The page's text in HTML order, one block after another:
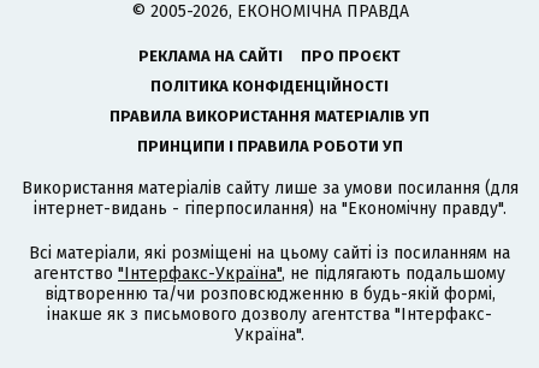
© 2005-2026, ЕКОНОМІЧНА ПРАВДА
РЕКЛАМА НА САЙТІ
ПРО ПРОЄКТ
ПОЛІТИКА КОНФІДЕНЦІЙНОСТІ
ПРАВИЛА ВИКОРИСТАННЯ МАТЕРІАЛІВ УП
ПРИНЦИПИ І ПРАВИЛА РОБОТИ УП
Використання матеріалів сайту лише за умови посилання (для
інтернет-видань - гіперпосилання) на "Економічну правду".
Всі матеріали, які розміщені на цьому сайті із посиланням на
агентство "Інтерфакс-Україна", не підлягають подальшому
відтворенню та/чи розповсюдженню в будь-якій формі,
інакше як з письмового дозволу агентства "Інтерфакс-
Україна".